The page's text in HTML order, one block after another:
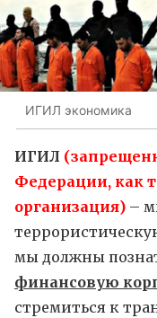
ИГИЛ экономика
ИГИЛ
Федерации, как
организация) –
мы должны
финансовую
стремиться к